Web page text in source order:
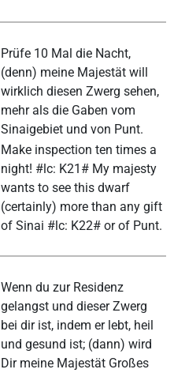
Prüfe 10 Mal die Nacht,
(denn) meine Majestät will
wirklich diesen Zwerg sehen,
mehr als die Gaben vom
Sinaigebiet und von Punt.
Make inspection ten times a
night! #lc: K21# My majesty
wants to see this dwarf
(certainly) more than any gift
of Sinai #lc: K22# or of Punt.
Wenn du zur Residenz
gelangst und dieser Zwerg
bei dir ist, indem er lebt, heil
und gesund ist; (dann) wird
Dir meine Majestät Großes